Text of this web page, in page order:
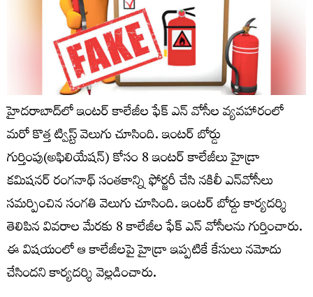
హైదరాబాద్‍లో ఇంటర్ కాలేజీల ఫేక్ ఎన్ వోసీల వ్యవహారంలో
మరో కొత్త ట్విస్ట్ వెలుగు చూసింది. ఇంటర్ బోర్డు
గుర్తింపు(అఫిలియేషన్) కోసం 8 ఇంటర్ కాలేజీలు హైడ్రా
కమిషనర్ రంగనాథ్ సంతకాన్ని ఫోర్జరీ చేసి నకిలీ ఎన్‍వోసీలు
సమర్పించిన సంగతి వెలుగు చూసింది. ఇంటర్ బోర్డు కార్యదర్శి
తెలిపిన వివరాల మేరకు 8 కాలేజీల ఫేక్ ఎన్ వోసీలను గుర్తించారు.
ఈ విషయంలో ఆ కాలేజీలపై హైడ్రా ఇప్పటికే కేసులు నమోదు
చేసిందని కార్యదర్శి వెల్లడించారు.